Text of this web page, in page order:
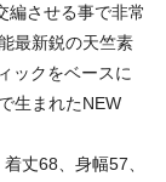
させる事で非常
最新鋭の天竺素
ックをベースに
生まれたNEW
丈68、身幅57、